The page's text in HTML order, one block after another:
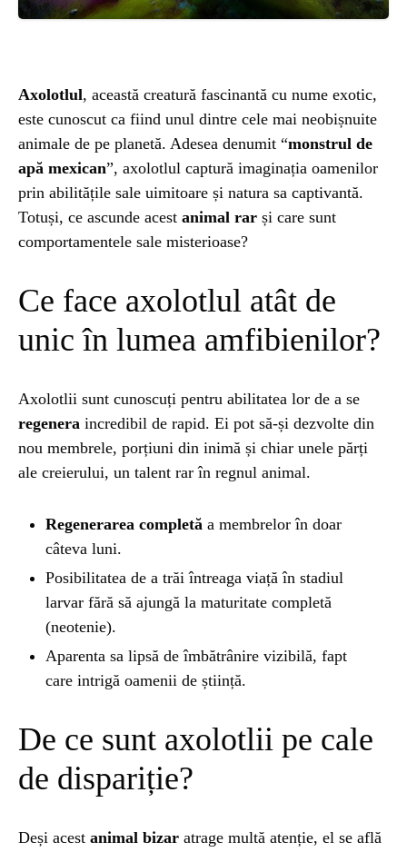
Axolotlul, această creatură fascinantă cu nume exotic,
este cunoscut ca fiind unul dintre cele mai neobișnuite
animale de pe planetă. Adesea denumit “monstrul de
apă mexican”, axolotlul captură imaginația oamenilor
prin abilitățile sale uimitoare și natura sa captivantă.
Totuși, ce ascunde acest animal rar și care sunt
comportamentele sale misterioase?
Ce face axolotlul atât de
unic în lumea amfibienilor?
Axolotlii sunt cunoscuți pentru abilitatea lor de a se
regenera incredibil de rapid. Ei pot să-și dezvolte din
nou membrele, porțiuni din inimă și chiar unele părți
ale creierului, un talent rar în regnul animal.
Regenerarea completă a membrelor în doar
câteva luni.
Posibilitatea de a trăi întreaga viață în stadiul
larvar fără să ajungă la maturitate completă
(neotenie).
Aparenta sa lipsă de îmbătrânire vizibilă, fapt
care intrigă oamenii de știință.
De ce sunt axolotlii pe cale
de dispariție?
Deși acest animal bizar atrage multă atenție, el se află
OAMENI
INSTALEAZ
A
APLICATIA
POPULAR
NATURĂ 1 year ago
BLOG 2 years ago
Seriale turcesti:Top 5 cele mai bune seriale
BLOG
poti debloca
Ai simțit vreodată deja-vu? Află de ce se
întâmplă